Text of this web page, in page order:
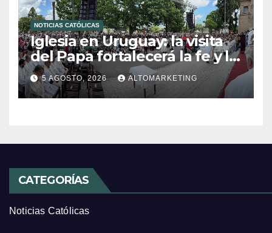
NOTICIAS CATÓLICAS
Iglesia en Uruguay: la visita
del Papa fortalecerá la fe y la
esperanza
5 AGOSTO, 2026 ALTOMARKETING
CATEGORÍAS
Noticias Católicas